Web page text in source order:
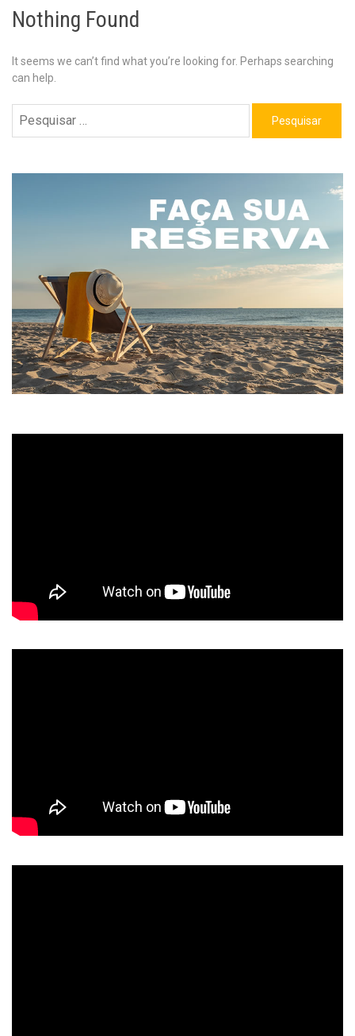
Nothing Found
It seems we can’t find what you’re looking for. Perhaps searching
can help.
por: